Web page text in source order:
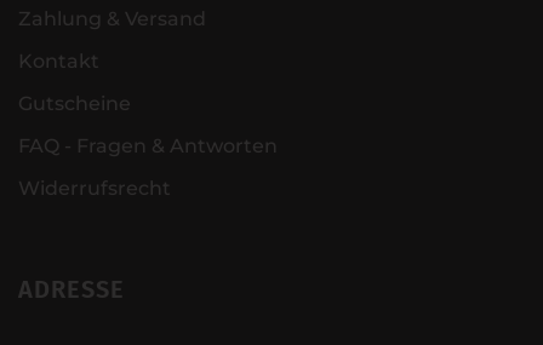
Zahlung & Versand
Kontakt
Gutscheine
FAQ - Fragen & Antworten
Widerrufsrecht
ADRESSE